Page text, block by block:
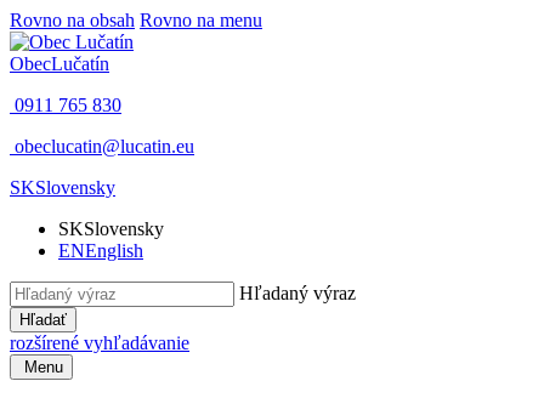
Rovno na obsah Rovno na menu
ObecLučatín
0911 765 830
obeclucatin@lucatin.eu
SKSlovensky
SKSlovensky
ENEnglish
Hľadaný výraz
Hľadať
rozšírené vyhľadávanie
Menu